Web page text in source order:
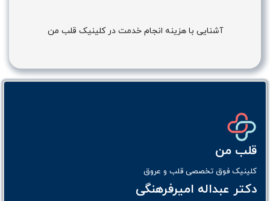
آشنایی با هزینه انجام خدمت در کلینیک قلب من
قلب من
کلینیک فوق تخصصی قلب و عروق
دکتر عبداله امیرفرهنگی